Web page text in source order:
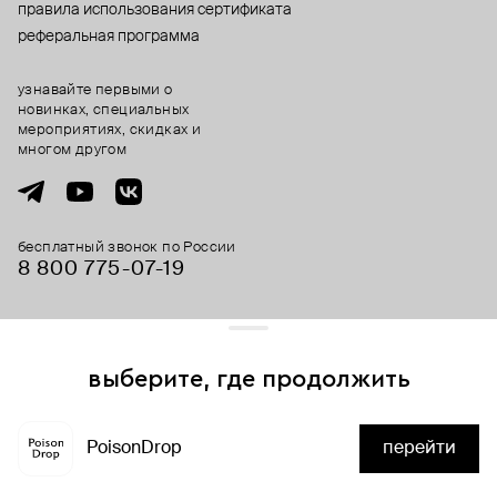
правила использования сертификата
реферальная программа
бесплатный звонок по России
8 800 775⁠-07⁠-19
узнавайте первыми о
новинках, специальных
мероприятиях, скидках и
многом другом
выберите, где продолжить
PoisonDrop перейти
и сервисы аналитики. Продолжая его использование,
вы соглашаетесь с нашим